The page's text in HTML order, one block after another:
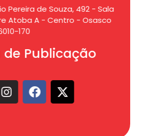
Pereira de Souza, 492 - Sala
Atoba A - Centro - Osasco
170
de Publicação